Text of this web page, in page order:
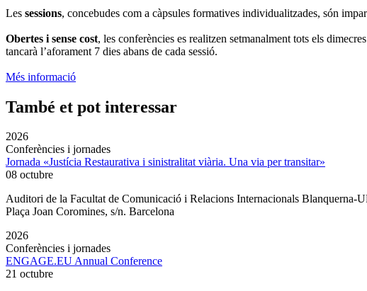
Les sessions, concebudes com a càpsules formatives individualitzades, són
Obertes i sense cost, les conferències es realitzen setmanalment tots els
tancarà l’aforament 7 dies abans de cada sessió.
Més informació
També et pot interessar
2026
Conferències i jornades
Jornada «Justícia Restaurativa i sinistralitat viària. Una via per transitar»
08 octubre
Auditori de la Facultat de Comunicació i Relacions Internacionals Blanquerna-
Plaça Joan Coromines, s/n. Barcelona
2026
Conferències i jornades
ENGAGE.EU Annual Conference
21 octubre